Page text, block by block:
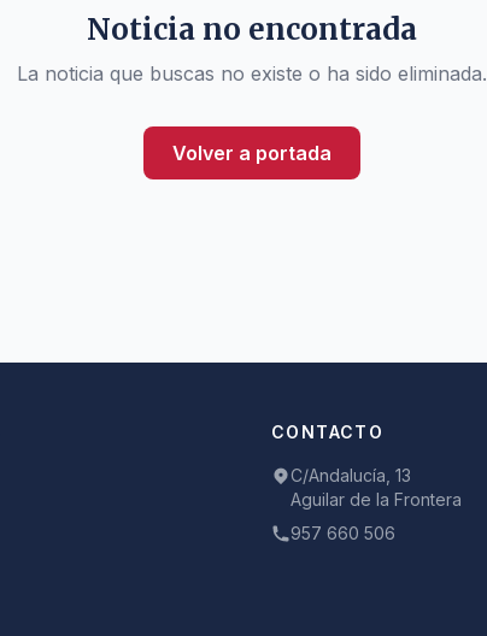
Noticia no encontrada
La noticia que buscas no existe o ha sido eliminada.
Volver a portada
CONTACTO
C/Andalucía, 13
Aguilar de la Frontera
957 660 506